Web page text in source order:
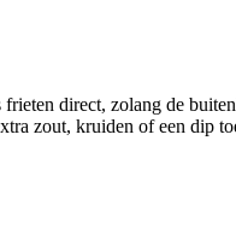
frieten direct, zolang de
zout, kruiden of een dip